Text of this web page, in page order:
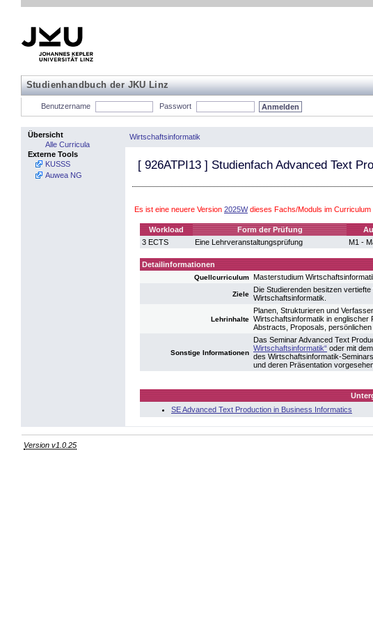
Studienhandbuch der JKU Linz
Benutzername Passwort
Übersicht
Alle Curricula
Externe Tools
KUSSS
Auwea NG
Wirtschaftsinformatik
[ 926ATPI13 ] Studienfach Advanced Text
Es ist eine neuere Version 2025Wdieses Fachs/Moduls im Curriculum
Workload Form der Prüfung
3 ECTS
Eine Lehrveranstaltungsprüfung M1 -
Detailinformationen
Quellcurriculum Masterstudium
Ziele
Die Studierenden besitzen
Wirtschaftsinformatik.
Lehrinhalte
Planen, Strukturieren und
Wirtschaftsinformatik in englischer
Abstracts, Proposals,
Sonstige Informationen
Das Seminar Advanced Text
Wirtschaftsinformatik“ oder mit dem
des Wirtschaftsinformatik-
und deren Präsentation
SE Advanced Text Production in Business Informatics
Version v1.0.25